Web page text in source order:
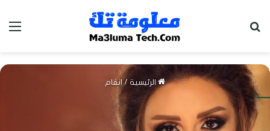
الرئيسية / انغام